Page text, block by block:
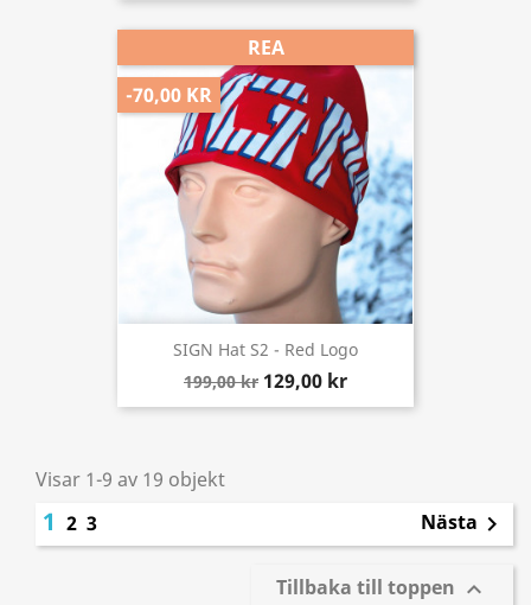
SIGN Hat S2 - Red Logo
199,00 kr 129,00 kr
REA
-70,00 KR
Visar 1-9 av 19 objekt
1 2 3 Nästa 
Tillbaka till toppen 